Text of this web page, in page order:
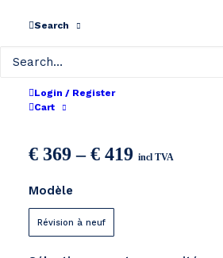
Search
Login / Register
Cart
Gazelle Innergy
€ 369 – € 419Price
incl TVA
Modèle
Révision à neuf